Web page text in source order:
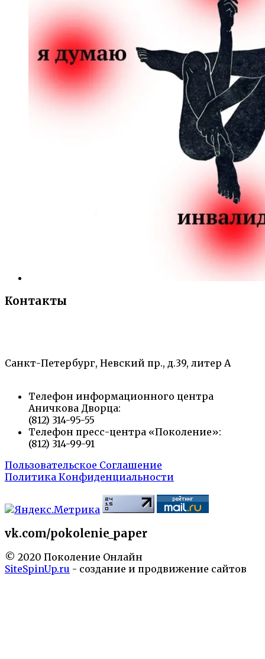
Контакты
Санкт-Петербург, Невский пр., д.39, литер А
Телефон информационного центра
Аничкова Дворца:
(812) 314-95-55
Телефон пресс-центра «Поколение»:
(812) 314-99-91
Пользовательское Соглашение
Политика Конфиденциальности
vk.com/pokolenie_paper
© 2020 Поколение Онлайн
SiteSpinUp.ru - создание и продвижение сайтов